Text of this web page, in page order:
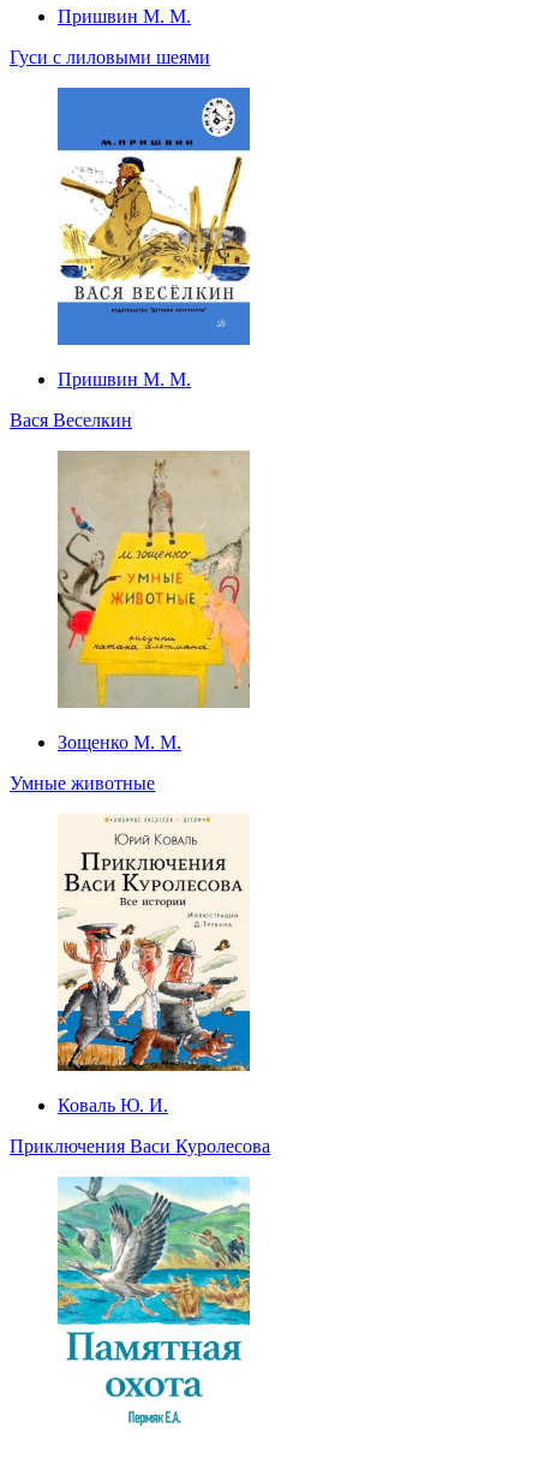
Пришвин М. М.
Гуси с лиловыми шеями
Пришвин М. М.
Вася Веселкин
Зощенко М. М.
Умные животные
Коваль Ю. И.
Приключения Васи Куролесова